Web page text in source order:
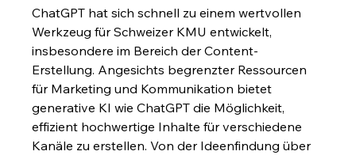
ChatGPT hat sich schnell zu einem wertvollen
Werkzeug für Schweizer KMU entwickelt,
insbesondere im Bereich der Content-
Erstellung. Angesichts begrenzter Ressourcen
für Marketing und Kommunikation bietet
generative KI wie ChatGPT die Möglichkeit,
effizient hochwertige Inhalte für verschiedene
Kanäle zu erstellen. Von der Ideenfindung über